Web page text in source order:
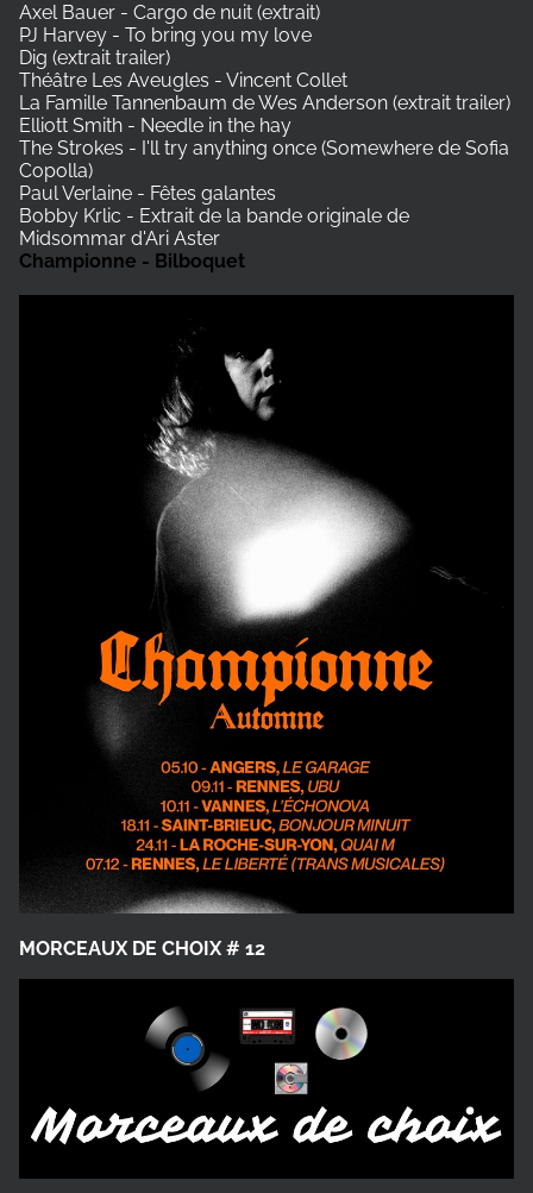
Axel Bauer - Cargo de nuit (extrait)
PJ Harvey - To bring you my love
Dig (extrait trailer)
Théâtre Les Aveugles - Vincent Collet
La Famille Tannenbaum de Wes Anderson (extrait trailer)
Elliott Smith - Needle in the hay
The Strokes - I'll try anything once (Somewhere de Sofia
Copolla)
Paul Verlaine - Fêtes galantes
Bobby Krlic - Extrait de la bande originale de
Midsommar d'Ari Aster
Championne - Bilboquet
MORCEAUX DE CHOIX # 12